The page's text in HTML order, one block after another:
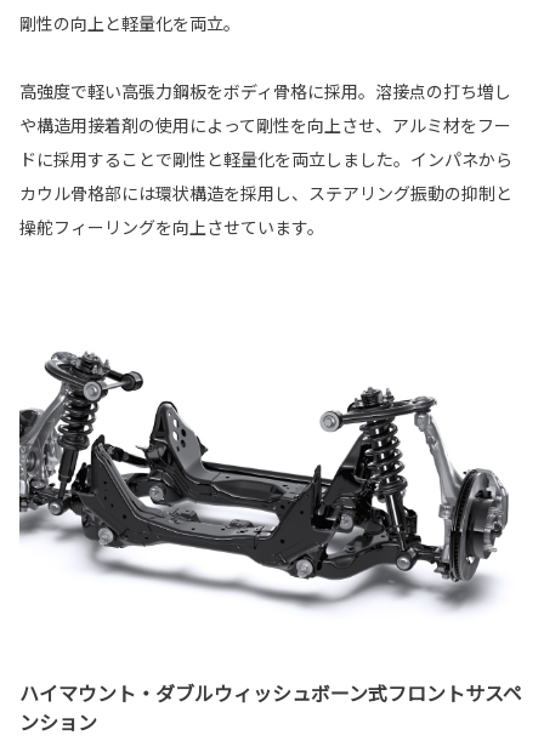
剛性の向上と軽量化を両立。
高強度で軽い高張力鋼板をボディ骨格に採用。溶接点の打ち増し
や構造用接着剤の使用によって剛性を向上させ、アルミ材をフー
ドに採用することで剛性と軽量化を両立しました。インパネから
カウル骨格部には環状構造を採用し、ステアリング振動の抑制と
操舵フィーリングを向上させています。
ハイマウント・ダブルウィッシュボーン式フロントサスペ
ンション